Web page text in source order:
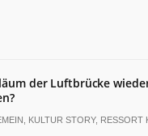
der Luftbrücke
KULTUR STORY, RESSORT